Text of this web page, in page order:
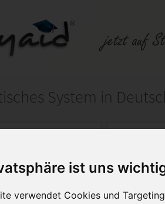
ist uns
verwendet Cookies und
verkaufen
und Hochschule